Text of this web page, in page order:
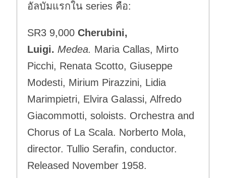
อัลบัมแรกใน series คือ:
SR3 9,000Cherubini,
Luigi. Medea. Maria Callas, Mirto
Picchi, Renata Scotto, Giuseppe
Modesti, Mirium Pirazzini, Lidia
Marimpietri, Elvira Galassi, Alfredo
Giacommotti, soloists. Orchestra and
Chorus of La Scala. Norberto Mola,
director. Tullio Serafin, conductor.
Released November 1958.